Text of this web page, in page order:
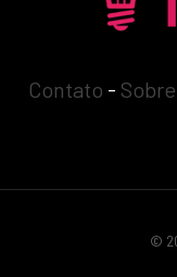
Contato - Sobre
©